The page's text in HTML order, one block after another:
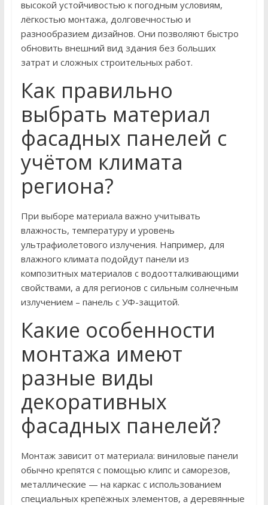
высокой устойчивостью к погодным условиям,
лёгкостью монтажа, долговечностью и
разнообразием дизайнов. Они позволяют быстро
обновить внешний вид здания без больших
затрат и сложных строительных работ.
Как правильно
выбрать материал
фасадных панелей с
учётом климата
региона?
При выборе материала важно учитывать
влажность, температуру и уровень
ультрафиолетового излучения. Например, для
влажного климата подойдут панели из
композитных материалов с водоотталкивающими
свойствами, а для регионов с сильным солнечным
излучением – панель с УФ-защитой.
Какие особенности
монтажа имеют
разные виды
декоративных
фасадных панелей?
Монтаж зависит от материала: виниловые панели
обычно крепятся с помощью клипс и саморезов,
металлические — на каркас с использованием
специальных крепёжных элементов, а деревянные